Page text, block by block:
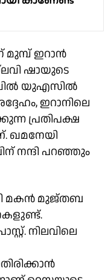
മുമ്പ് ഇറാന്‍
ഷായുടെ
യുഎസില്‍
ഇറാനിലെ
പ്രതിപക്ഷ
ഖമനേയി
നന്ദി പറഞ്ഞും
മകന്‍ മുജ്തബ
നിലവിലെ